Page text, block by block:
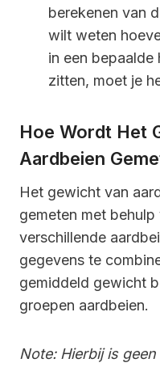
berekenen van
wilt weten
in een bepaalde
zitten, moet je
Hoe Wordt Het
Aardbeien
Het gewicht van
gemeten met
verschillende
gegevens te
gemiddeld gewicht
groepen aardbeien.
Note: Hierbij is